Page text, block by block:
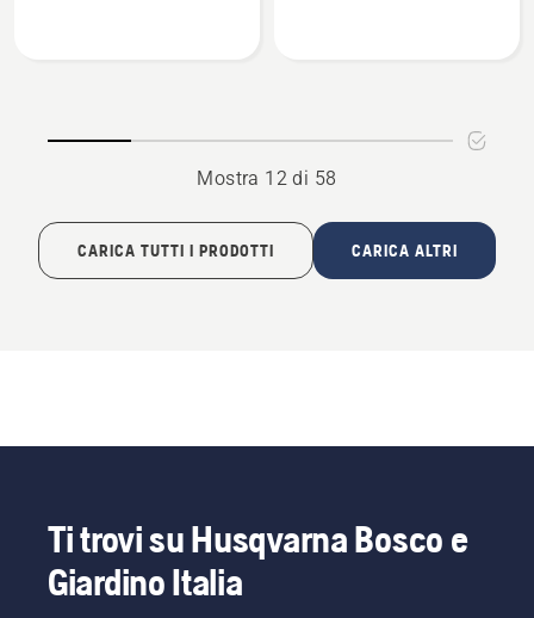
logo
Mostra 12 di 58
CARICA TUTTI I PRODOTTI CARICA ALTRI
Ti trovi su Husqvarna Bosco e
Giardino Italia